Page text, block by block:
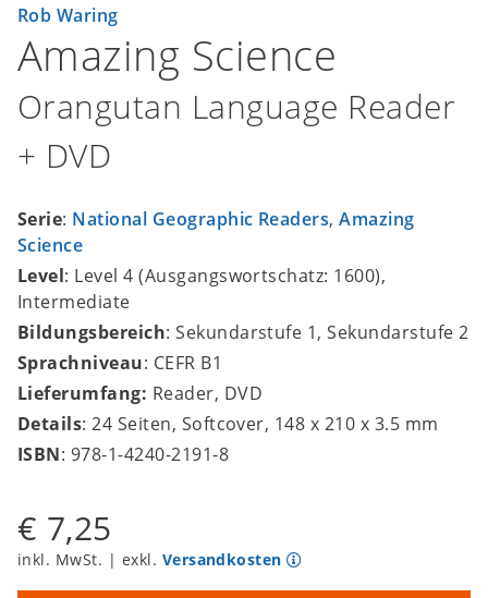
Rob Waring
Amazing Science
Orangutan Language Reader
+ DVD
Serie: National Geographic Readers,Amazing
Science
Level: Level 4 (Ausgangswortschatz: 1600),
Intermediate
Bildungsbereich: Sekundarstufe 1, Sekundarstufe 2
Sprachniveau: CEFR B1
Lieferumfang: Reader, DVD
Details: 24 Seiten, Softcover, 148 x 210 x 3.5 mm
ISBN: 978-1-4240-2191-8
€ 7,25
inkl. MwSt. | exkl. Versandkosten